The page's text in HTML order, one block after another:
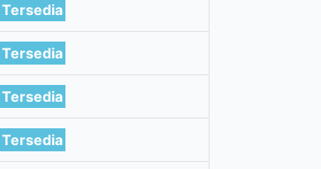
Tersedia
Tersedia
Tersedia
Tersedia